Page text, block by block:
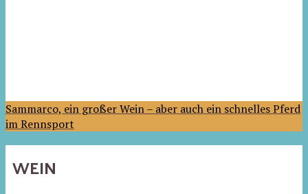
Sammarco, ein großer Wein – aber auch ein schnelles Pferd
im Rennsport
WEIN